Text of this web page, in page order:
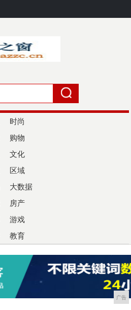
时尚
购物
文化
区域
大数据
房产
游戏
教育
广告